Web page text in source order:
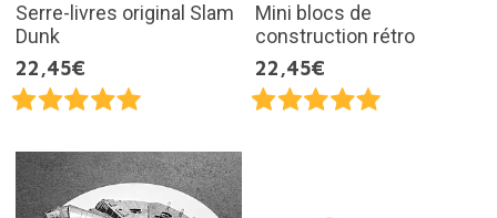
Serre-livres original Slam
Dunk
22,45€
Mini blocs de
construction rétro
22,45€